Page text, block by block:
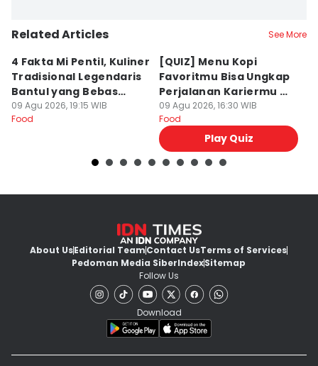
Related Articles See More
4 Fakta Mi Pentil, Kuliner
Tradisional Legendaris
Bantul yang Bebas
Gluten
09 Agu 2026, 19:15 WIB
Food
⁠[QUIZ] Menu Kopi
Favoritmu Bisa Ungkap
Perjalanan Kariermu di
Masa Depan
09 Agu 2026, 16:30 WIB
Food
Play Quiz
About UsEditorial TeamContact UsTerms of Services
Pedoman Media SiberIndexSitemap
Follow Us
Download